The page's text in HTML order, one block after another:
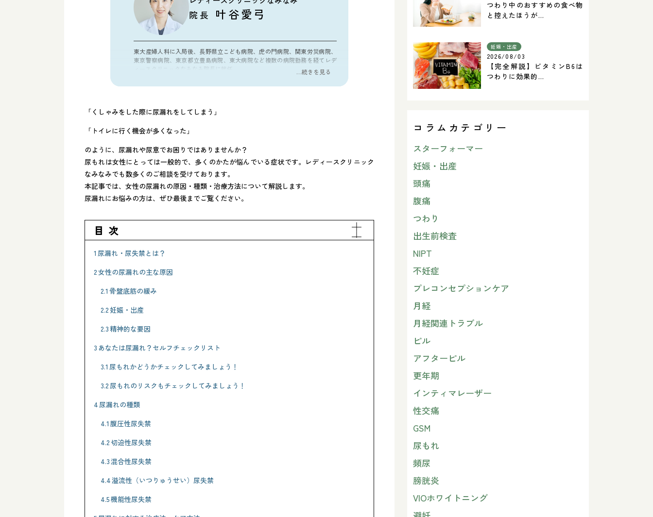
院長 叶谷愛弓
東大産婦人科に入局後、長野県立こども病院、虎の門病院、関東労災病院、
東京警察病院、東京都立豊島病院、東大病院など複数の病院勤務を経てレデ
ィースクリニックなみなみ院長に就任。
FMF認定超音波医
所属学会
日本周産期新生児学会
日本女性医学会
人類遺伝学会
日本産科婦人科遺伝診療学会
…続きを見る
「くしゃみをした際に尿漏れをしてしまう」
「トイレに行く機会が多くなった」
のように、尿漏れや尿意でお困りではありませんか？
尿もれは女性にとっては一般的で、多くのかたが悩んでいる症状です。レディースクリニック
なみなみでも数多くのご相談を受けております。
本記事では、女性の尿漏れの原因・種類・治療方法について解説します。
尿漏れにお悩みの方は、ぜひ最後までご覧ください。
目次
1 尿漏れ・尿失禁とは？
2女性の尿漏れの主な原因
2.1 骨盤底筋の緩み
2.2 妊娠・出産
2.3精神的な要因
3 あなたは尿漏れ？セルフチェックリスト
3.1 尿もれかどうかチェックしてみましょう！
3.2尿もれのリスクもチェックしてみましょう！
4尿漏れの種類
4.1 腹圧性尿失禁
4.2切迫性尿失禁
4.3混合性尿失禁
4.4溢流性（いつりゅうせい）尿失禁
4.5機能性尿失禁
つわり中のおすすめの食べ物
と控えたほうが...
妊娠・出産
2026/08/03
【完全解説】ビタミンB6は
つわりに効果的...
コラムカテゴリー
スターフォーマー
妊娠・出産
頭痛
腹痛
つわり
出生前検査
NIPT
不妊症
プレコンセプションケア
月経
月経関連トラブル
ピル
アフターピル
更年期
インティマレーザー
性交痛
GSM
尿もれ
頻尿
膀胱炎
VIOホワイトニング